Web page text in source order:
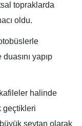
topraklarda
oldu.
yapıp
halinde
geçtikleri
şeytan olarak